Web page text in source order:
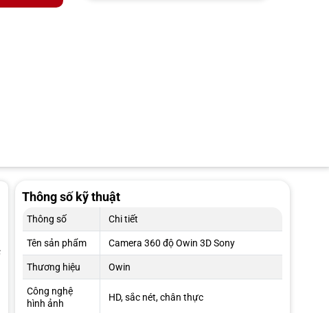
Thông số kỹ thuật
Thông số Chi tiết
Tên sản phẩm Camera 360 độ Owin 3D Sony
Thương hiệu Owin
Công nghệ
hình ảnh
HD, sắc nét, chân thực